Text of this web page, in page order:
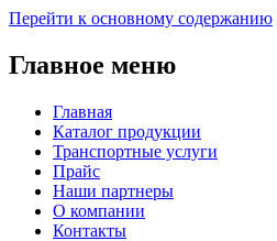
Перейти к основному содержанию
Главное меню
Главная
Каталог продукции
Транспортные услуги
Прайс
Наши партнеры
О компании
Контакты